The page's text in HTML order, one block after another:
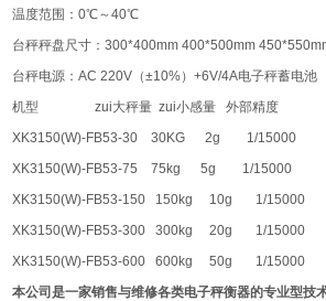
温度范围：0℃～40℃
台秤秤盘尺寸：300*400mm 400*500mm
台秤电源：AC 220V（±10%）+6V/4A电子秤蓄电池
机型 zui大秤量 zui小感量 外部精度
XK3150(W)-FB53-30 30KG 2g 1/15000
XK3150(W)-FB53-75 75kg 5g 1/15000
XK3150(W)-FB53-150 150kg 10g 1/15000
XK3150(W)-FB53-300 300kg 20g 1/15000
XK3150(W)-FB53-600 600kg 50g 1/15000
本公司是一家销售与维修各类电子秤衡器的专业型技